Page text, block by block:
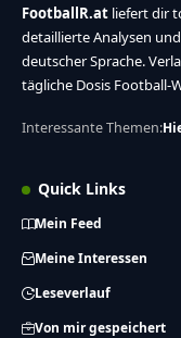
FootballR.at liefert dir
detaillierte Analysen
deutscher Sprache.
tägliche Dosis Football-
Interessante Themen:
Quick Links
Mein Feed
Meine Interessen
Leseverlauf
Von mir gespeichert